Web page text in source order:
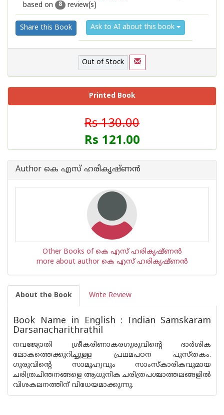
2
1
based on
8 review(s)
Share this Book Ask to AI about this book
Out of Stock
Printed Book
Rs 130.00
Rs 121.00
Author കെ എസ് ഹരികൃഷ്ണന്‍
Other Books of കെ എസ് ഹരികൃഷ്ണന്‍
more about author കെ എസ് ഹരികൃഷ്ണന്‍
About the Book Write Review
Book Name in English : Indian Samskaram
Darsanacharithrathil
നവജ്യോതി ശ്രീകരിണാകരഗുരുവിന്റെ ദാര്‍ശിക
ലോകത്തെക്കുറിച്ചുള്ള പ്രഥമപഠന പുസ്തകം.
ഗുരുവിന്റെ സാമൂഹ്യവും സാംസ്കാരികവുമായ
ചരിത്രചിന്തനങ്ങളെ ആധുനിക ചരിത്രപശ്ചാത്തലങ്ങളില്‍
വിശകലനത്തിന് വിധേയമാക്കുന്നു.